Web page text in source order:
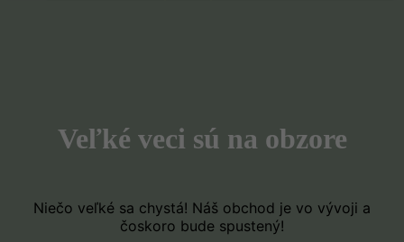
Veľké veci sú na obzore
Niečo veľké sa chystá! Náš obchod je vo vývoji a
čoskoro bude spustený!